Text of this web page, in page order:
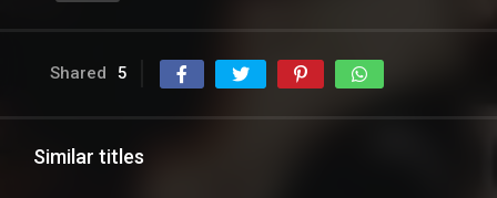
Shared 5
Similar titles